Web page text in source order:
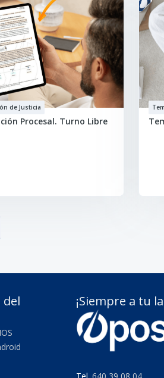
de Justicia
Procesal. Turno Libre
del
¡Siempre a tu